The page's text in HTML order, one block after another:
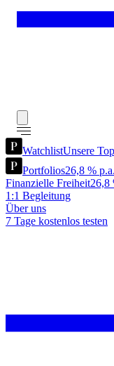
WatchlistUnsere
Portfolios26,8 %
Finanzielle Freiheit26,8
1:1 Begleitung
Über uns
7 Tage kostenlos testen